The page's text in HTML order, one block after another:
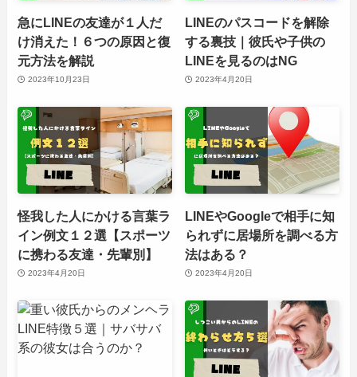
急にLINEの友達が１人だ
け消えた！６つの原因と復
元方法を解説
2023年10月23日
LINEのパスコードを解除
する裏技｜彼氏や子供の
LINEを見るのはNG
2023年4月20日
怪我した人にかける言葉ラ
イン例文１２選【スポーツ
に携わる友達・先輩別】
2023年4月20日
LINEやGoogleで相手に知
られずに居場所を調べる方
法はある？
2023年4月20日